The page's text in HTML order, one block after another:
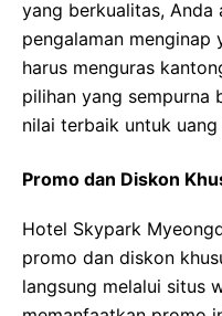
yang berkualitas, Anda
pengalaman
harus menguras
pilihan yang sempurna
nilai terbaik untuk uang
Promo dan Diskon
Hotel Skypark
promo dan diskon
langsung melalui situs